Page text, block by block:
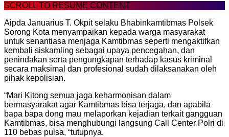
SCROLL TO RESUME CONTENT
Aipda Januarius T. Okpit selaku Bhabinkamtibmas Polsek
Sorong Kota menyampaikan kepada warga masyarakat
untuk senantiasa menjaga Kamtibmas seperti mengaktifkan
kembali siskamling sebagai upaya pencegahan, dan
penindakan serta pengungkapan terhadap kasus kriminal
secara maksimal dan profesional sudah dilaksanakan oleh
pihak kepolisian.
“Mari Kitong semua jaga keharmonisan dalam
bermasyarakat agar Kamtibmas bisa terjaga, dan apabila
bapa bapa dong mau melaporkan kejadian terkait gangguan
Kamtibmas, bisa menghubungi langsung Call Center Polri di
110 bebas pulsa, “tutupnya.